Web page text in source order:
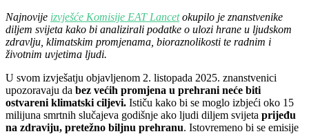
Najnovije izvješće Komisije EAT Lancetokupilo je znanstvenike
diljem svijeta kako bi analizirali podatke o ulozi hrane u ljudskom
zdravlju, klimatskim promjenama, bioraznolikosti te radnim i
životnim uvjetima ljudi.
U svom izvješatju objavljenom 2. listopada 2025. znanstvenici
upozoravaju da bez većih promjena u prehrani neće biti
ostvareni klimatski ciljevi. Ističu kako bi se moglo izbjeći oko 15
milijuna smrtnih slučajeva godišnje ako ljudi diljem svijeta prijeđu
na zdraviju, pretežno biljnu prehranu. Istovremeno bi se emisije